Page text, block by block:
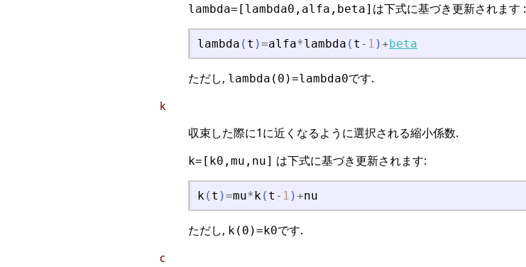
lambda=[lambda0,alfa,beta] は下式に基づき更新されます :
lambda ( t )=alfa*lambda ( t - 1 )+ beta
ただし, lambda(0)=lambda0です.
k
収束した際に1に近くなるように選択される縮小係数.
k=[k0,mu,nu] は下式に基づき更新されます:
k( t )=mu* k( t - 1 )+nu
ただし, k(0)=k0です.
c